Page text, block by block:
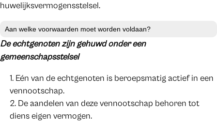
huwelijksvermogensstelsel.
Aan welke voorwaarden moet worden voldaan?
De echtgenoten zijn gehuwd onder een
gemeenschapsstelsel
Eén van de echtgenoten is beroepsmatig actief in een
vennootschap.
De aandelen van deze vennootschap behoren tot
diens eigen vermogen.